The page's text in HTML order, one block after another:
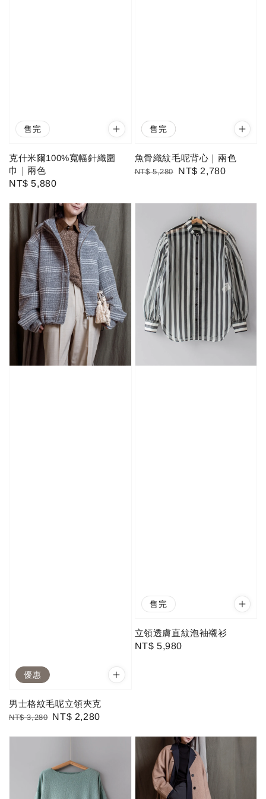
售完
克什米爾100%寬幅針織圍
巾｜兩色
Regular
NT$ 5,880
優惠
售完
魚骨織紋毛呢背心｜兩色
Regular
NT$ 5,280
Sale
NT$ 2,780
優惠
男士格紋毛呢立領夾克
Regular
NT$ 3,280 Sale
NT$ 2,280
售完
立領透膚直紋泡袖襯衫
Regular
NT$ 5,980